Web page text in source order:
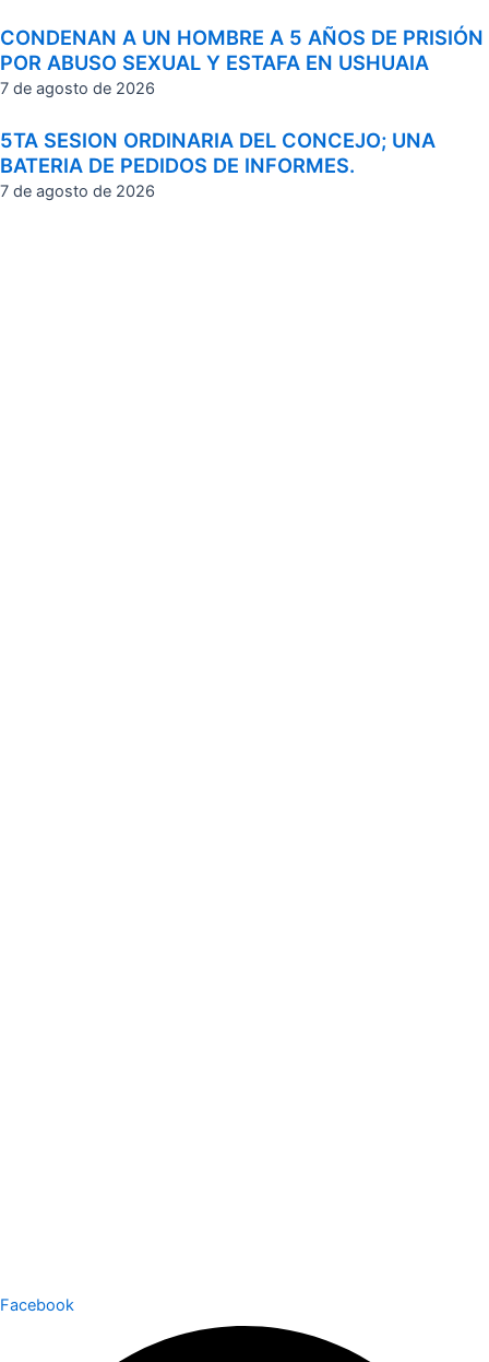
CONDENAN A UN HOMBRE A 5 AÑOS DE PRISIÓN
POR ABUSO SEXUAL Y ESTAFA EN USHUAIA
7 de agosto de 2026
5TA SESION ORDINARIA DEL CONCEJO; UNA
BATERIA DE PEDIDOS DE INFORMES.
7 de agosto de 2026
Facebook